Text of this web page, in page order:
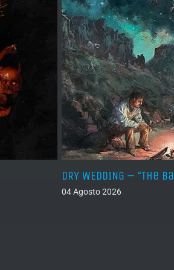
DRY WEDDING – “The
04 Agosto 2026